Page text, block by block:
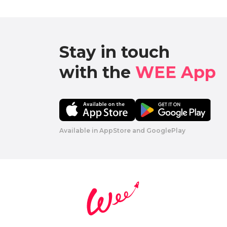
Stay in touch
with the WEE App
Available in AppStore and GooglePlay